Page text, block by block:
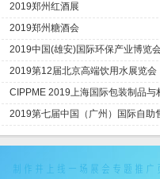
2019郑州红酒展
2019郑州糖酒会
2019中国(雄安)国际环保产业博览
2019第12届北京高端饮用水展览会